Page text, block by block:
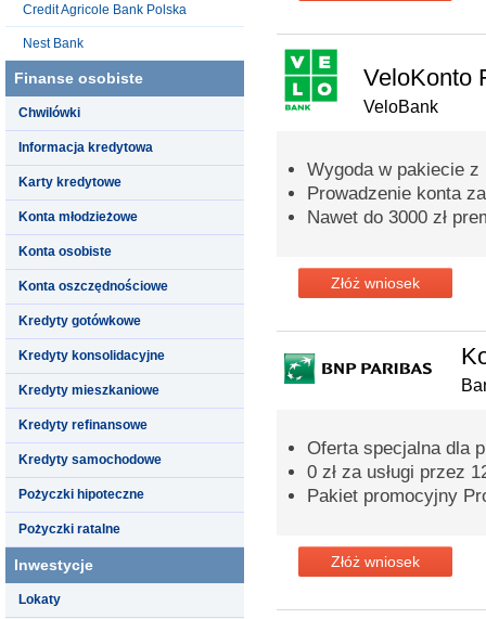
Credit Agricole Bank Polska
Nest Bank
Finanse osobiste
Chwilówki
Informacja kredytowa
Karty kredytowe
Konta młodzieżowe
Konta osobiste
Konta oszczędnościowe
Kredyty gotówkowe
Kredyty konsolidacyjne
Kredyty mieszkaniowe
Kredyty refinansowe
Kredyty samochodowe
Pożyczki hipoteczne
Pożyczki ratalne
Inwestycje
Lokaty
VeloKonto
VeloBank
Wygoda w pakiecie
Prowadzenie konta
Nawet do 3000 zł
Złóż wniosek
Oferta specjalna dla
0 zł za usługi przez
Pakiet promocyjny
Złóż wniosek